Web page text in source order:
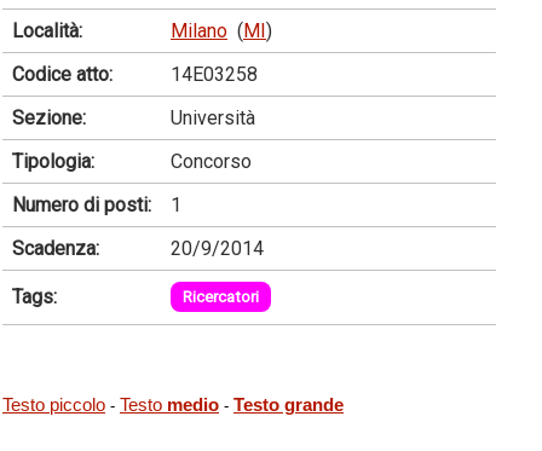
Località: Milano (MI)
Codice atto:
14E03258
Sezione:
Università
Tipologia:
Concorso
Numero di posti:
1
Scadenza:
20/9/2014
Tags: Ricercatori
Testo piccolo - Testo medio - Testo grande